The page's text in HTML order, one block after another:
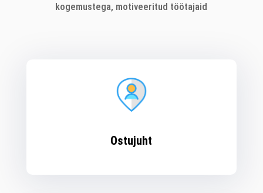
kogemustega, motiveeritud töötajaid
Ostujuht